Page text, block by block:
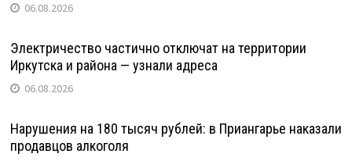
06.08.2026
Электричество частично отключат на территории
Иркутска и района — узнали адреса
06.08.2026
Нарушения на 180 тысяч рублей: в Приангарье наказали
продавцов алкоголя